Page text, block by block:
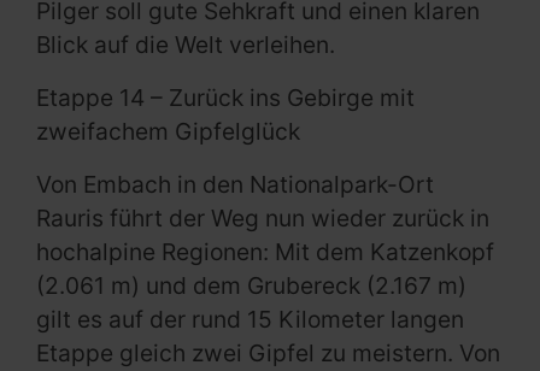
Pilger soll gute Sehkraft und einen klaren
Blick auf die Welt verleihen.
Etappe 14 – Zurück ins Gebirge mit
zweifachem Gipfelglück
Von Embach in den Nationalpark-Ort
Rauris führt der Weg nun wieder zurück in
hochalpine Regionen: Mit dem Katzenkopf
(2.061 m) und dem Grubereck (2.167 m)
gilt es auf der rund 15 Kilometer langen
Etappe gleich zwei Gipfel zu meistern. Von